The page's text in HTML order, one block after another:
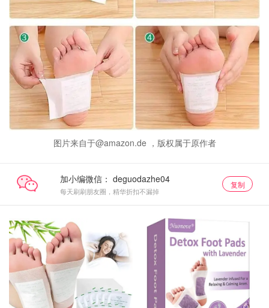
图片来自于@amazon.de ，版权属于原作者
加小编微信：
每天刷刷朋友圈，精华折扣不漏掉
复制